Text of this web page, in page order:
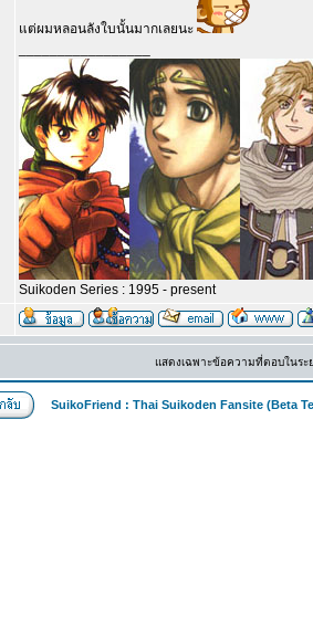
แต่ผมหลอนลังใบนั้นมากเลยนะ
Suikoden Series : 1995 - present
แสดงเฉพาะข้อความที่ตอบในระ
SuikoFriend : Thai Suikoden Fansite (Beta